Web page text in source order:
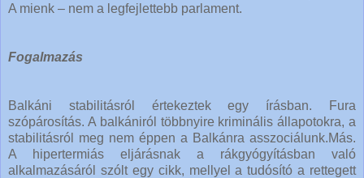
A mienk – nem a legfejlettebb parlament.
Fogalmazás
Balkáni stabilitásról értekeztek egy írásban. Fura
szópárosítás. A balkániról többnyire kriminális állapotokra, a
stabilitásról meg nem éppen a Balkánra asszociálunk.Más.
A hipertermiás eljárásnak a rákgyógyításban való
alkalmazásáról szólt egy cikk, mellyel a tudósító a rettegett